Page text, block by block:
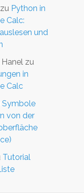
zu Python in
Calc:
und
zu
in
Calc
Symbole
von der
Tutorial